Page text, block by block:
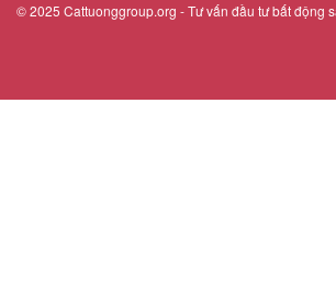
© 2025 Cattuonggroup.org - Tư vấn đầu tư bất động